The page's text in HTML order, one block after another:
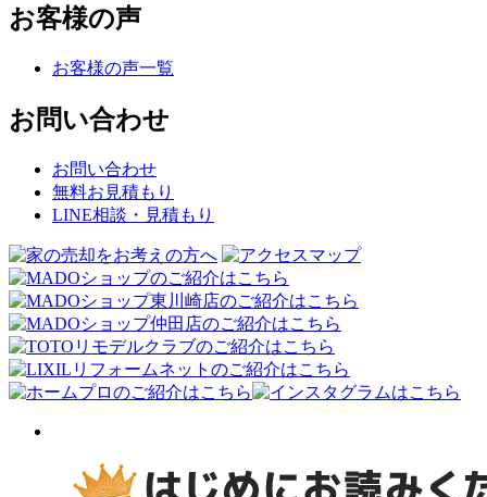
お客様の声
お客様の声一覧
お問い合わせ
お問い合わせ
無料お見積もり
LINE相談・見積もり